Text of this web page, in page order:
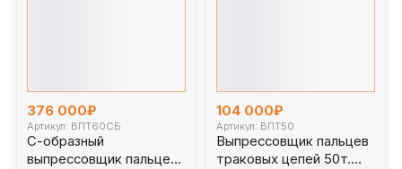
376 000₽
Артикул: ВПТ60СБ
С-образный
выпрессовщик пальцев
104 000₽
Артикул: ВПТ50
Выпрессовщик пальцев
траковых цепей 50т.